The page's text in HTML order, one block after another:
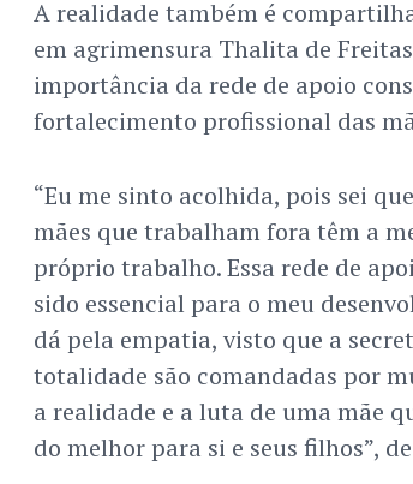
A realidade também é
em agrimensura Thalita de
importância da rede de apoio
fortalecimento profissional das
“Eu me sinto acolhida, pois sei
mães que trabalham fora têm a
próprio trabalho. Essa rede de
sido essencial para o meu
dá pela empatia, visto que a
totalidade são comandadas por
a realidade e a luta de uma mãe
do melhor para si e seus filhos”,